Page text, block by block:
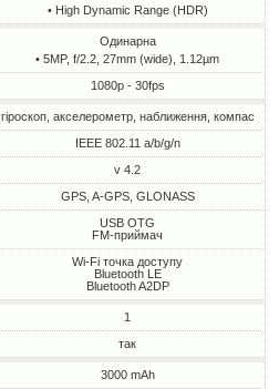
• High Dynamic Range (HDR)
Одинарна
• 5MP, f/2.2, 27mm (wide), 1.12µm
1080p - 30fps
гіроскоп, акселерометр, наближення, компас
IEEE 802.11 a/b/g/n
v 4.2
GPS, A-GPS, GLONASS
USB OTG
FM-приймач
Wi-Fi точка доступу
Bluetooth LE
Bluetooth A2DP
1
так
3000 mAh